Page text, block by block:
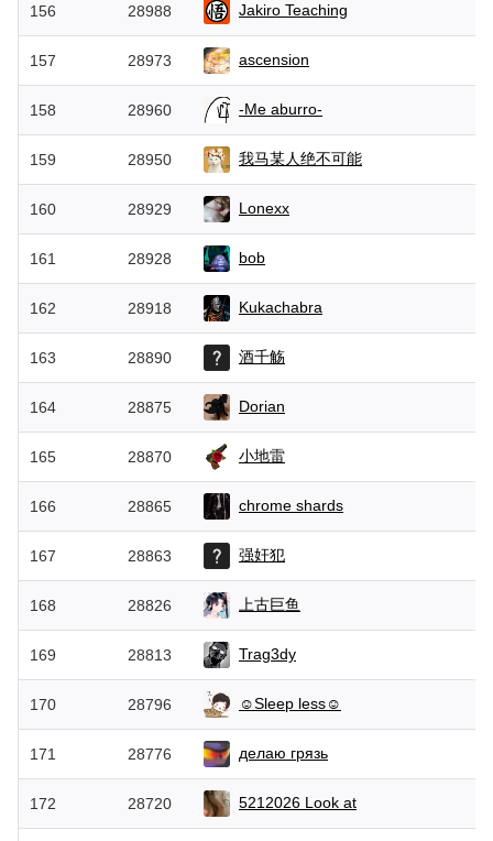
156 28988 Jakiro Teaching
157 28973 ascension
158 28960 -Me aburro-
159 28950 我马某人绝不可能
160 28929 Lonexx
161 28928 bob
162 28918 Kukachabra
163 28890 酒千觞
164 28875 Dorian
165 28870 小地雷
166 28865 chrome shards
167 28863 强奸犯
168 28826 上古巨鱼
169 28813 Trag3dy
170 28796 ☺Sleep less☺
171 28776 делаю грязь
172 28720 5212026 Look at